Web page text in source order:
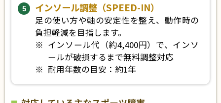
インソール調整（SPEED-IN）
足の使い方や軸の安定性を整え、動作時の
負担軽減を目指します。
インソール代（約4,400円）で、インソ
ールが破損するまで無料調整対応
耐用年数の目安：約1年